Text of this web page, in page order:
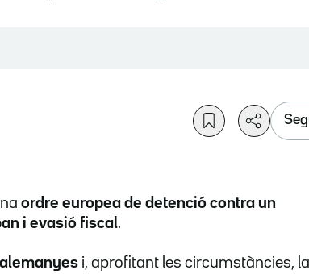
ordre europea de detenció contra un
i evasió fiscal.
i, aprofitant les circumstàncies, la